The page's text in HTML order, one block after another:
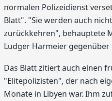
normalen Polizeidienst
Blatt". "Sie werden auch
zurückkehren", behauptete
Ludger Harmeier gegenüber
Das Blatt zitiert auch einen
"Elitepolizisten", der nach
Monate in Libyen war. Ihm